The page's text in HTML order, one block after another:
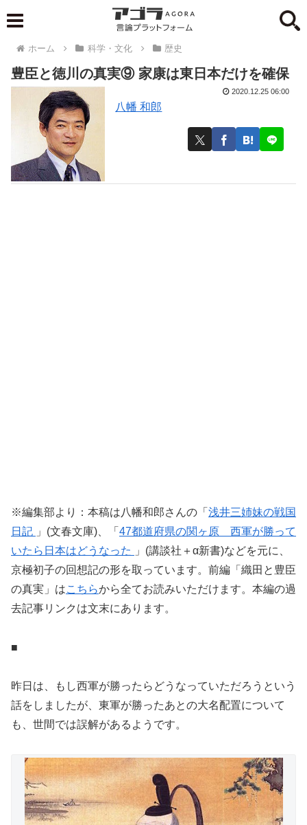
ホーム 科学・文化 歴史
豊臣と徳川の真実⑨ 家康は東日本だけを確保
八幡 和郎
2020.12.25 06:00
※編集部より：本稿は八幡和郎さんの「 浅井三姉妹の戦国
日記 」(文春文庫)、「 47都道府県の関ヶ原 西軍が勝って
いたら日本はどうなった
」(講談社＋α新書)などを元に、
京極初子の回想記の形を取っています。前編「織田と豊臣
の真実」はこちらから全てお読みいただけます。本編の過
去記事リンクは文末にあります。
■
昨日は、もし西軍が勝ったらどうなっていただろうという
話をしましたが、東軍が勝ったあとの大名配置について
も、世間では誤解があるようです。